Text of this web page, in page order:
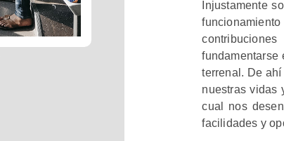
Injustamente
fundamentarse
terrenal. De
nuestras vidas
cual nos
facilidades y